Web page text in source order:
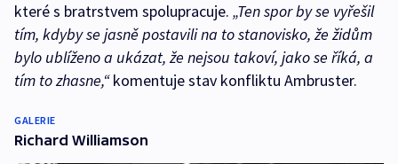
které s bratrstvem spolupracuje. „Ten spor by se vyřešil
tím, kdyby se jasně postavili na to stanovisko, že židům
bylo ublíženo a ukázat, že nejsou takoví, jako se říká, a
tím to zhasne,“komentuje stav konfliktu Ambruster.
GALERIE
Richard Williamson